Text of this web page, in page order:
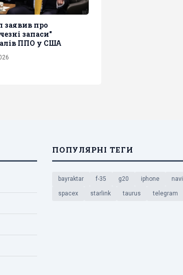
заявив про
запаси"
ППО у США
ПОПУЛЯРНІ ТЕГИ
bayraktar f-35 g20 iphone navi
spacex starlink taurus telegram